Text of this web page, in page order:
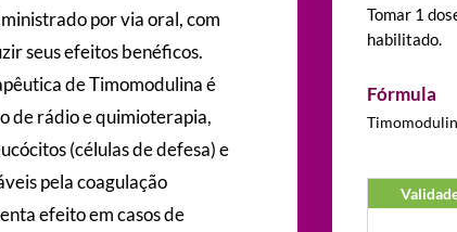
por via oral, com
seus efeitos benéficos.
de Timomodulina é
de rádio e quimioterapia,
(células de defesa) e
pela coagulação
efeito em casos de
Tomar 1
habilitado.
Fórmula